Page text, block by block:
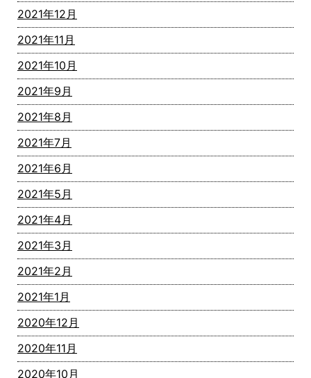
2021年12月
2021年11月
2021年10月
2021年9月
2021年8月
2021年7月
2021年6月
2021年5月
2021年4月
2021年3月
2021年2月
2021年1月
2020年12月
2020年11月
2020年10月